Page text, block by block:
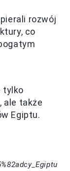
rozwój
co
tylko
ale także
Egiptu.